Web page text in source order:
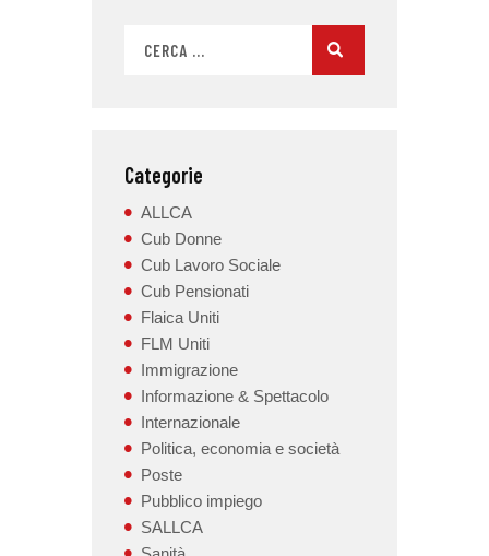
Categorie
ALLCA
Cub Donne
Cub Lavoro Sociale
Cub Pensionati
Flaica Uniti
FLM Uniti
Immigrazione
Informazione & Spettacolo
Internazionale
Politica, economia e società
Poste
Pubblico impiego
SALLCA